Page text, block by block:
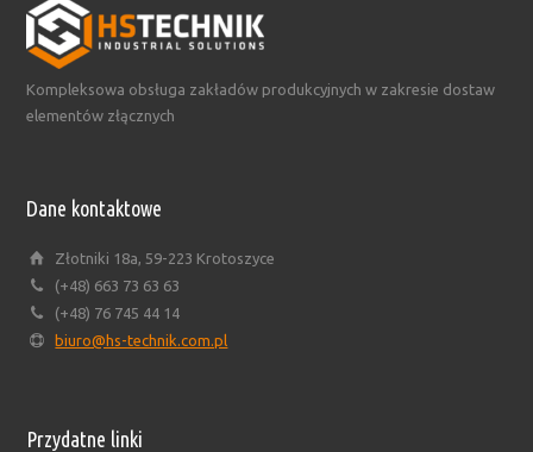
Kompleksowa obsługa zakładów produkcyjnych w zakresie dostaw
elementów złącznych
Dane kontaktowe
Złotniki 18a, 59-223 Krotoszyce
(+48) 663 73 63 63
(+48) 76 745 44 14
biuro@hs-technik.com.pl
Przydatne linki